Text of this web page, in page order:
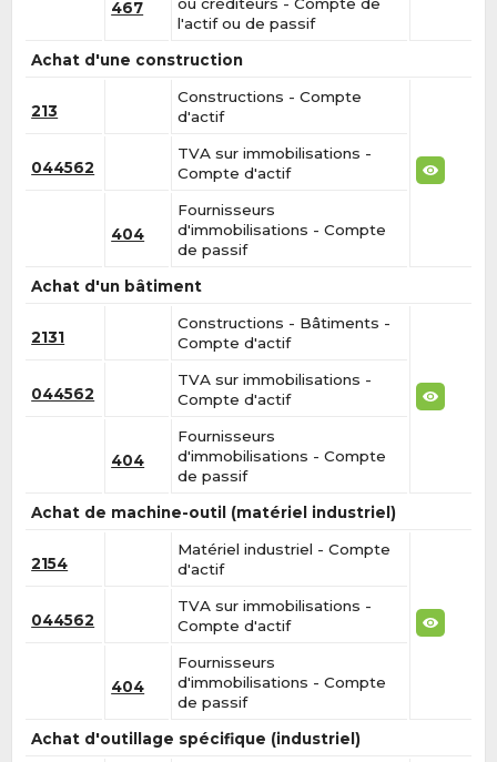
467
l'actif ou de passif
Achat d'une construction
213
Constructions - Compte
d'actif
044562
TVA sur immobilisations -
Compte d'actif
404
Fournisseurs
d'immobilisations - Compte
de passif
Achat d'un bâtiment
2131
Constructions - Bâtiments -
Compte d'actif
044562
TVA sur immobilisations -
Compte d'actif
404
Fournisseurs
d'immobilisations - Compte
de passif
Achat de machine-outil (matériel industriel)
2154
Matériel industriel - Compte
d'actif
044562
TVA sur immobilisations -
Compte d'actif
404
Fournisseurs
d'immobilisations - Compte
de passif
Achat d'outillage spécifique (industriel)